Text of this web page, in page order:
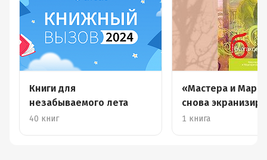
Книги для
незабываемого лета
40 книг
«Мастера и
снова
1 книга